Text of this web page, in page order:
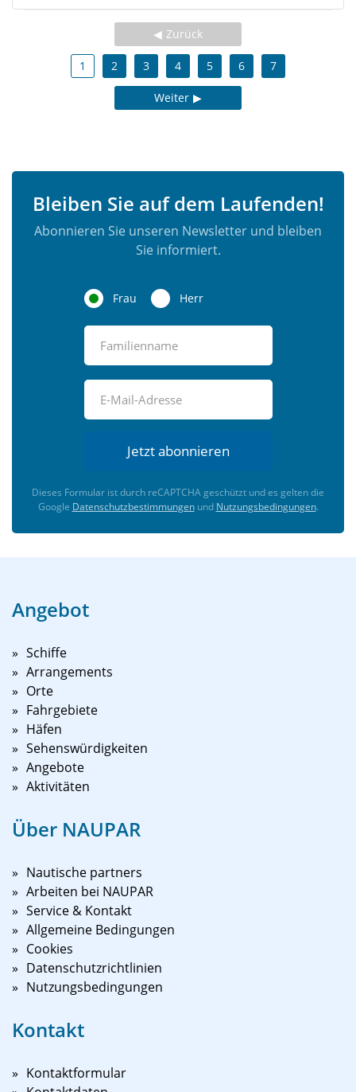
Zurück
1 2 3 4 5 6 7
Weiter
Bleiben Sie auf dem Laufenden!
Abonnieren Sie unseren Newsletter und bleiben
Sie informiert.
Frau Herr
Jetzt abonnieren
Dieses Formular ist durch reCAPTCHA geschützt und es gelten die
Google Datenschutzbestimmungenund Nutzungsbedingungen.
Angebot
Schiffe
Arrangements
Orte
Fahrgebiete
Häfen
Sehenswürdigkeiten
Angebote
Aktivitäten
Über NAUPAR
Nautische partners
Arbeiten bei NAUPAR
Service & Kontakt
Allgemeine Bedingungen
Cookies
Datenschutzrichtlinien
Nutzungsbedingungen
Kontakt
Kontaktformular